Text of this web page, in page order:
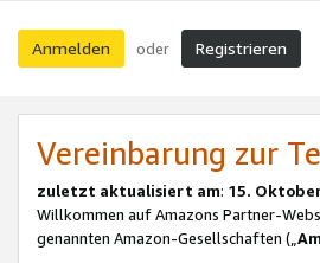
Anmelden oder Registrieren
Vereinbarung zur
zuletzt aktualisiert am: 15.
Willkommen auf Amazons Partner-
genannten Amazon-Gesellschaften („